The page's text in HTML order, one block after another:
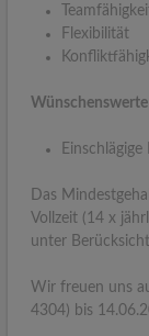
Flexibilität
Das
Vollzeit (14 x
unter
Wir freuen uns
4304) bis